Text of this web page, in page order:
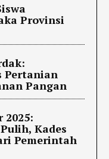
Provinsi
Pertanian
Pangan
2025:
Kades
Pemerintah